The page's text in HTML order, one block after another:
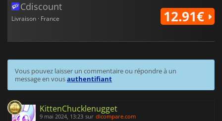
Cdiscount
Livraison · France 12.91€
Vous pouvez laisser un commentaire ou répondre à un
message en vousauthentifiant
KittenChucklenugget
9 mai 2024, 13:23 sur dlcompare.com